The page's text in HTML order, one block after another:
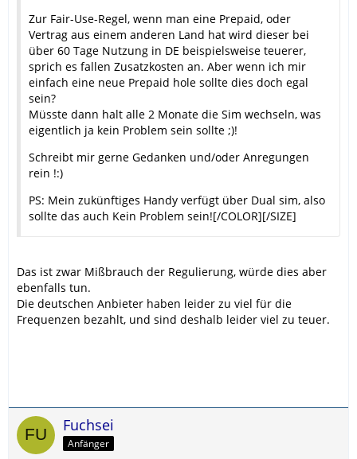
Zur Fair-Use-Regel, wenn man eine Prepaid, oder
Vertrag aus einem anderen Land hat wird dieser bei
über 60 Tage Nutzung in DE beispielsweise teuerer,
sprich es fallen Zusatzkosten an. Aber wenn ich mir
einfach eine neue Prepaid hole sollte dies doch egal
sein?
Müsste dann halt alle 2 Monate die Sim wechseln, was
eigentlich ja kein Problem sein sollte ;)!
Schreibt mir gerne Gedanken und/oder Anregungen
rein !:)
PS: Mein zukünftiges Handy verfügt über Dual sim, also
sollte das auch Kein Problem sein![/COLOR][/SIZE]
Das ist zwar Mißbrauch der Regulierung, würde dies aber
ebenfalls tun.
Die deutschen Anbieter haben leider zu viel für die
Frequenzen bezahlt, und sind deshalb leider viel zu teuer.
Fuchsei
Anfänger